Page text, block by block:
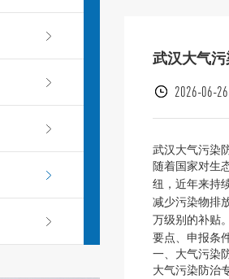
武汉大气
2026-06-
武汉大气污染
随着国家对生
纽，近年来持
减少污染物排
万级别的补贴
要点、申报条
一、大气污染
大气污染防治